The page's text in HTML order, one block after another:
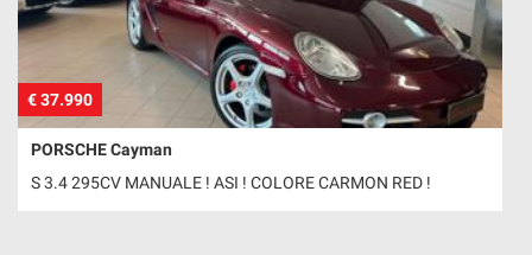
€ 37.990
PORSCHE Cayman
S 3.4 295CV MANUALE ! ASI ! COLORE CARMON RED !